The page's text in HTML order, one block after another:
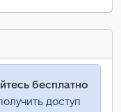
бесплатно
доступ